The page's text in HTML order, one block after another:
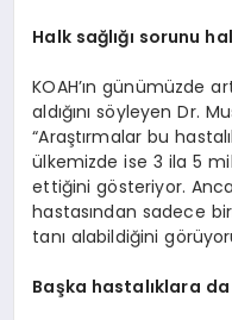
Halk sağlığı sorunu
KOAH’ın günümüzde
aldığını söyleyen Dr.
“Araştırmalar bu
ülkemizde ise 3 ila 5
ettiğini gösteriyor.
hastasından sadece
tanı alabildiğini
Başka hastalıklara da